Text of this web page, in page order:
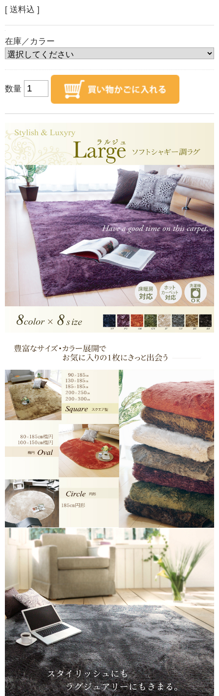
[ 送料込 ]
在庫／カラー
数量